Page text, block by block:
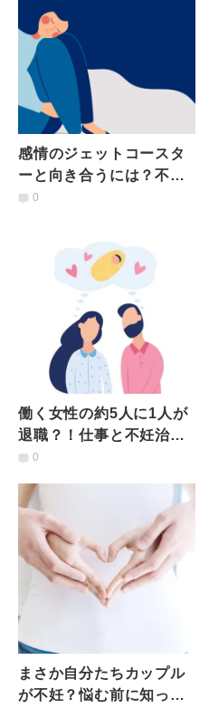
感情のジェットコースタ
ーと向き合うには？不妊
治療によって受ける心の
0
働く女性の約5人に1人が
退職？！仕事と不妊治療
は両立できるの？【不妊
0
まさか自分たちカップル
が不妊？悩む前に知って